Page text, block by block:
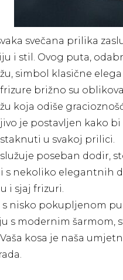
svečana prilika
i stil. Ovog puta,
simbol klasične
brižno su
koja odiše
je postavljen kako
u svakoj prilici.
poseban dodir,
s nekoliko elegantnih
i sjaj frizuri.
s nisko pokupljenom
s modernim šarmom,
kosa je naša